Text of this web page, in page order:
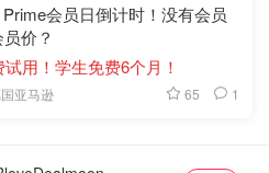
会员日倒计时！没有会员
价？
用！学生免费6个月！
亚马逊 65 1